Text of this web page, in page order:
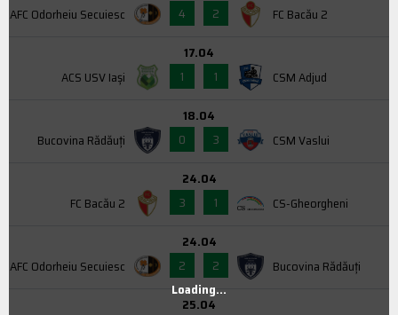
AFC Odorheiu Secuiesc
4
2 FC Bacău 2
ACS USV Iaşi
17.04
1
1 CSM Adjud
Bucovina Rădăuți
18.04
0
3 CSM Vaslui
FC Bacău 2
24.04
3
1 CS-Gheorgheni
AFC Odorheiu Secuiesc
24.04
2
2 Bucovina Rădăuți
25.04
Loading...